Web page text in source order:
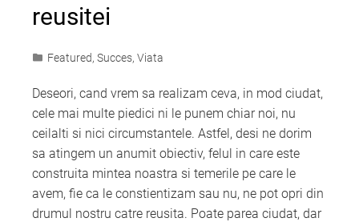
reusitei
Featured, Succes, Viata
Deseori, cand vrem sa realizam ceva, in mod ciudat,
cele mai multe piedici ni le punem chiar noi, nu
ceilalti si nici circumstantele. Astfel, desi ne dorim
sa atingem un anumit obiectiv, felul in care este
construita mintea noastra si temerile pe care le
avem, fie ca le constientizam sau nu, ne pot opri din
drumul nostru catre reusita. Poate parea ciudat, dar